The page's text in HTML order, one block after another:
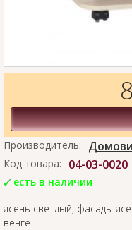
Производитель:
Код товара: 04-03-0020
есть в наличии
ясень светлый, фасады
венге